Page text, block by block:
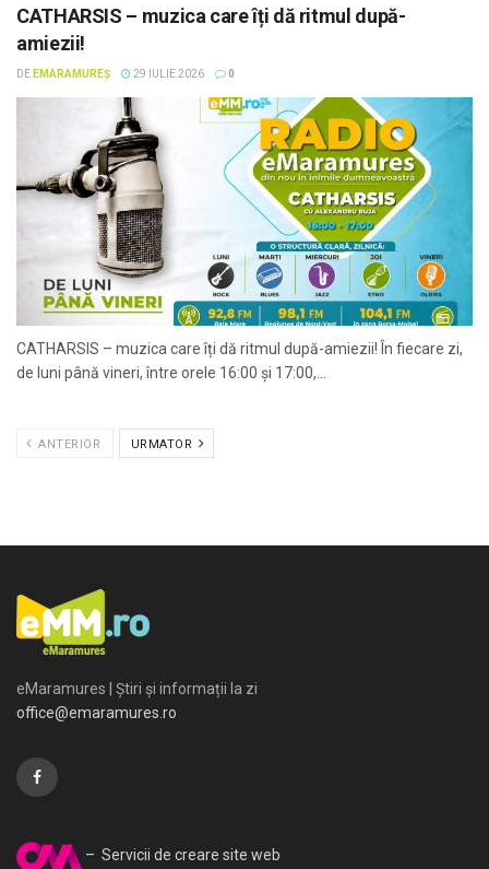
CATHARSIS – muzica care îți dă ritmul după-
amiezii!
DE EMARAMUREȘ 29 IULIE 2026 0
CATHARSIS – muzica care îți dă ritmul după-amiezii! În fiecare zi,
de luni până vineri, între orele 16:00 și 17:00,...
ANTERIOR URMATOR
eMaramures | Știri și informații la zi
office@emaramures.ro
– Servicii de creare site web